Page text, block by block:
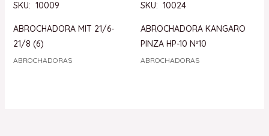
SKU: 10009
ABROCHADORA MIT 21/6-
21/8 (6)
ABROCHADORAS
SKU: 10024
ABROCHADORA KANGARO
PINZA HP-10 Nº10
ABROCHADORAS